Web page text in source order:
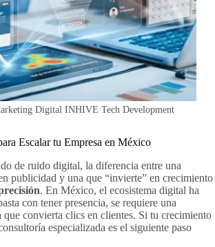
Digital INHIVE Tech Development
Escalar tu Empresa en México
de ruido digital, la diferencia entre una
publicidad y una que “invierte” en crecimiento
. En México, el ecosistema digital ha
con tener presencia, se requiere una
que convierta clics en clientes. Si tu crecimiento
especializada es el siguiente paso